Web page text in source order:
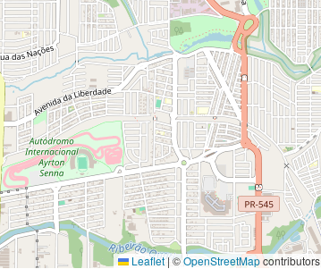
Leaflet|©OpenStreetMapcontributors